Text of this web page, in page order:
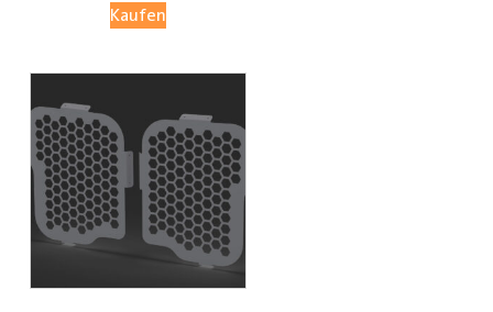
Design, seinem integrierten Schloss und seiner
vielseitigen Anwendung ist es die ultimative Lösung für
den Transport von Kupferrohren, Kunststoffrohren,
Leitungen, Holzlatten und vielem mehr auf dem Dach
Ihres Transporters.
Kaufen